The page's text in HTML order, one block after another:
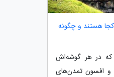
هستند و چگونه
در هر گوشه‌اش
و افسون تمدن‌های